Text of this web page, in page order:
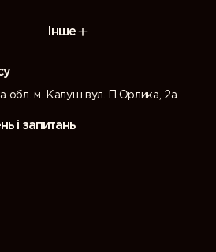
Інше
обл. м. Калуш вул. П.Орлика, 2а
і запитань